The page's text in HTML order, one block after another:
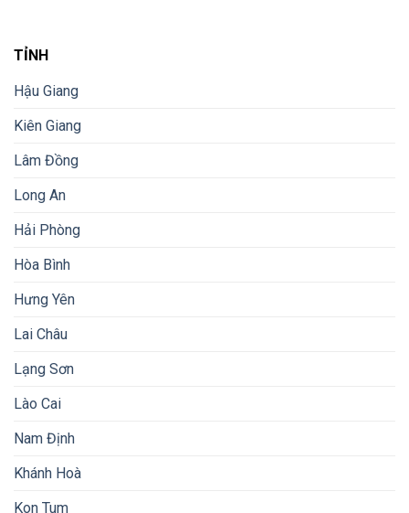
TỈNH
Hậu Giang
Kiên Giang
Lâm Đồng
Long An
Hải Phòng
Hòa Bình
Hưng Yên
Lai Châu
Lạng Sơn
Lào Cai
Nam Định
Khánh Hoà
Kon Tum